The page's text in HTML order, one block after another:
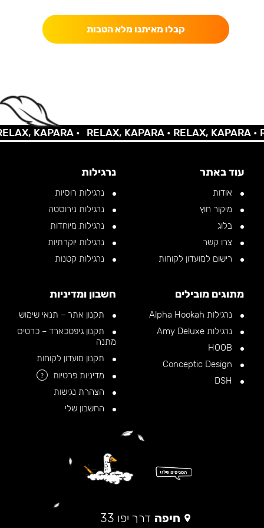
קבלו מאיתנו מלא הטבות
KAPARA • RELAX, KAPARA •RELAX, KAPARA •
עוד באתר
אודות
מיקור חוץ
בלוג
צרו קשר
רישום למועדון לקוחות
נרגילות
נרגילות רוסיות
נרגילות נירוסטה
נרגילות מיוחדות
נרגילות יוקרתיות
נרגילות קטנות
מתוגים מובילים
נרגילות Alpha Hookah
נרגילות Amy Deluxe
חשבון ומדיניות
תקנון אתר – תנאי שימוש
תקנון גיפטכארד – כרטיס
מתנה
תקנון מועדון לקוחות
מדיניות פרטיות
?
הצהרת נגישות
החשבון שלי
חיפה דרך יפו 33